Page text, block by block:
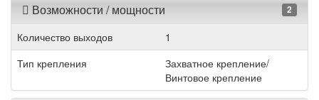
Возможности / мощности 2
Количество выходов
1
Тип крепления
Захватное крепление/
Винтовое крепление